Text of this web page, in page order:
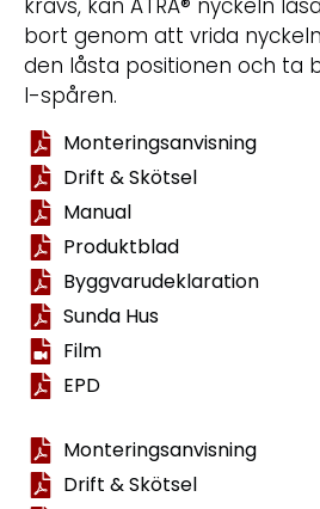
krävs, kan ATRA® nyckeln
bort genom att vrida
den låsta positionen och ta
I-spåren.
Monteringsanvisning
Drift & Skötsel
Manual
Produktblad
Byggvarudeklaration
Sunda Hus
Film
EPD
Monteringsanvisning
Drift & Skötsel